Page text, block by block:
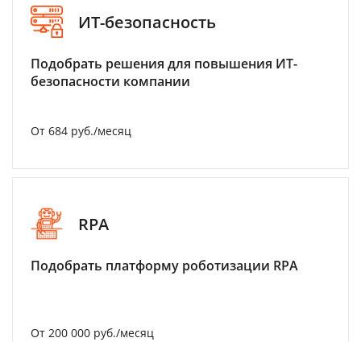
ИТ-безопасность
Подобрать решения для повышения ИТ-
безопасности компании
От 684 руб./месяц
RPA
Подобрать платформу роботизации RPA
От 200 000 руб./месяц